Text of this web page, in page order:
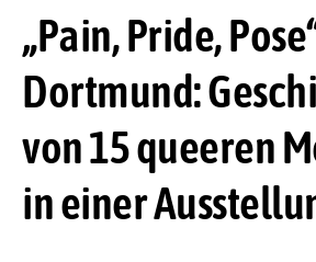
„Pain, Pride,
Dortmund:
von 15 queeren
in einer